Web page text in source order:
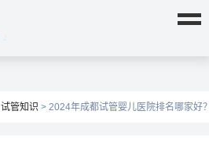
试管知识 > 2024年成都试管婴儿医院排名哪家好